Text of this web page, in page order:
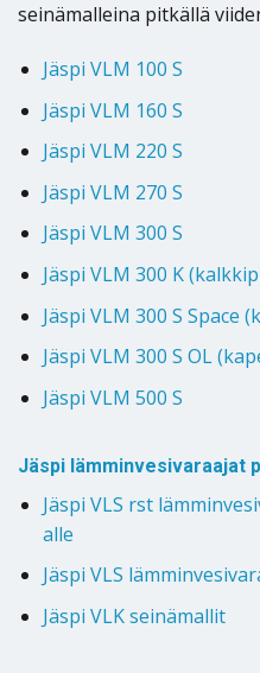
seinämalleina pitkällä
Jäspi VLM 100 S
Jäspi VLM 160 S
Jäspi VLM 220 S
Jäspi VLM 270 S
Jäspi VLM 300 S
Jäspi VLM 300 K
Jäspi VLM 300 S Space
Jäspi VLM 300 S OL
Jäspi VLM 500 S
Jäspi lämminvesivaraajat
Jäspi VLS rst
alle
Jäspi VLS
Jäspi VLK seinämallit